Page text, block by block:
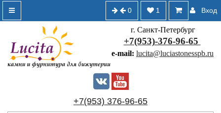
Вход
1
0
г. Санкт-Петербург
+7(953)-376-96-65
e-mail: lucita@luciastonesspb.ru
+7(953) 376-96-65